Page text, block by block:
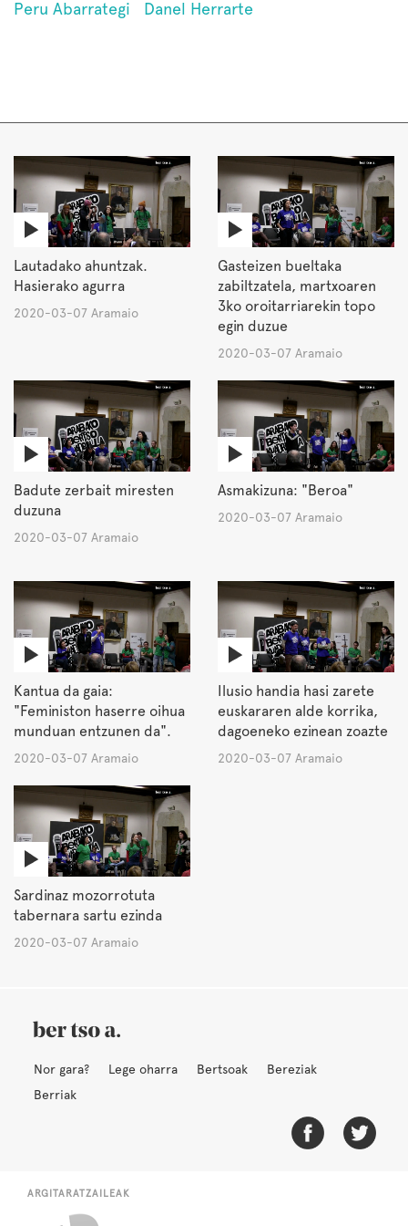
Peru Abarrategi
Danel Herrarte
Lautadako ahuntzak.
Hasierako agurra
2020-03-07 Aramaio
Gasteizen bueltaka
zabiltzatela, martxoaren
3ko oroitarriarekin topo
egin duzue
2020-03-07 Aramaio
Badute zerbait miresten
duzuna
2020-03-07 Aramaio
Asmakizuna: "Beroa"
2020-03-07 Aramaio
Kantua da gaia:
"Feministon haserre oihua
munduan entzunen da".
2020-03-07 Aramaio
Ilusio handia hasi zarete
euskararen alde korrika,
dagoeneko ezinean zoazte
2020-03-07 Aramaio
Sardinaz mozorrotuta
tabernara sartu ezinda
2020-03-07 Aramaio
Nor gara? Lege oharra Bertsoak
Bereziak
Berriak
ARGITARATZAILEAK